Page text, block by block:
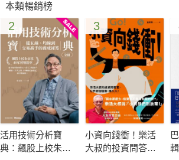
股。
●公司發行之實務、定價與策略運用——深入
股受法律和主管機關規範時，各階段應做的
●由投資人的角度探討特別股的風險與報酬
金控與銀行類跌破發行價之說明，了解強升
別股的翻轉看法。
●具有話題性的實戰案例——以台灣高鐵案及
實例分析，融會貫通特別股之精髓。
●台灣首例具交換權的特別股——台新金控所
本類暢銷榜
2
活用技術分析寶
典：飆股上校朱家
3
小資向錢衝！樂活
大叔的投資問答